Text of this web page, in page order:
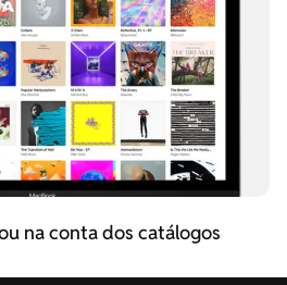
na conta dos catálogos